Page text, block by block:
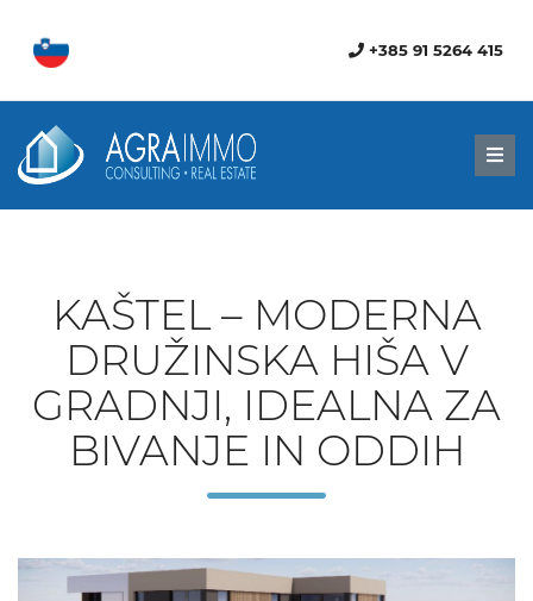
+385 91 5264 415
KAŠTEL – MODERNA
DRUŽINSKA HIŠA V
GRADNJI, IDEALNA ZA
BIVANJE IN ODDIH